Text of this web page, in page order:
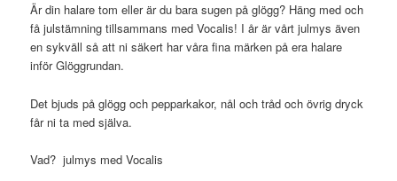
Är din halare tom eller är du bara sugen på glögg? Häng med och
få julstämning tillsammans med Vocalis! I år är vårt julmys även
en sykväll så att ni säkert har våra fina märken på era halare
inför Glöggrundan.
Det bjuds på glögg och pepparkakor, nål och tråd och övrig dryck
får ni ta med själva.
Vad? julmys med Vocalis